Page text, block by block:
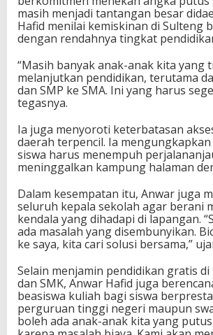
masih menjadi tantangan besar
Hafid menilai kemiskinan di Sulteng
dengan rendahnya tingkat
“Masih banyak anak-anak kita yang
melanjutkan pendidikan, terutama
dan SMP ke SMA. Ini yang harus
tegasnya.
Ia juga menyoroti keterbatasan
daerah terpencil. Ia
siswa harus menempuh
meninggalkan kampung halaman
Dalam kesempatan itu, Anwar juga
seluruh kepala sekolah agar berani
kendala yang dihadapi di lapangan.
ada masalah yang disembunyikan.
ke saya, kita cari solusi bersama,”
Selain menjamin pendidikan gratis
dan SMK, Anwar Hafid juga
beasiswa kuliah bagi siswa
perguruan tinggi negeri maupun
boleh ada anak-anak kita yang